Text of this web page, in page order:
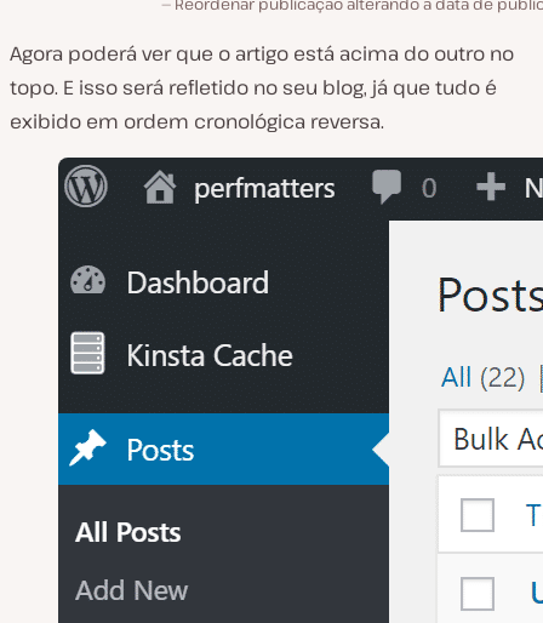
Agora poderá ver que o artigo está acima do outro no
topo. E isso será refletido no seu blog, já que tudo é
exibido em ordem cronológica reversa.